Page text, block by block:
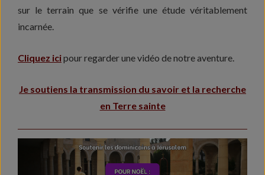
sur le terrain que se vérifie une étude véritablement
incarnée.
Cliquez icipour regarder une vidéo de notre aventure.
Je soutiens la transmission du savoir et la recherche
en Terre sainte